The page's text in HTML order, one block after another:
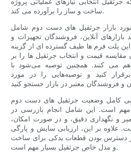
ساخت و ساز را برآورده می کند.
بازار جرثقیل های دست دوم شامل
آنلاین، فروشندگان تجهیزات و
پلت فرم ها طیف گسترده ای از گزینه
مقایسه قیمت و انتخاب جرثقیل ها را بر
می کنند. همچنین توصیه می‌شود با
کنید و توصیه‌هایی را در مورد
کامل وضعیت جرثقیل های دست دوم
است. این شامل انجام بازرسی در
و نگهداری دقیق، و در صورت امکان،
علاوه بر این، ارزیابی سایش و پارگی
دسترس بودن قطعات یدکی برای ساخت
و مدل خاص جرثقیل بسیار مهم است.